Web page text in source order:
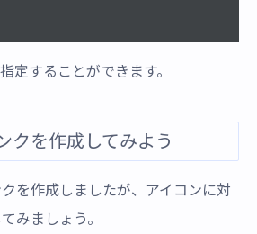
定することができます。
クを作成してみよう
を作成しましたが、アイコンに対
みましょう。